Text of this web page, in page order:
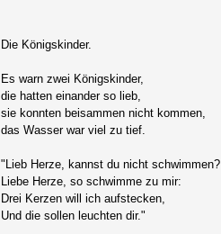
Die Königskinder.
Es warn zwei Königskinder,
die hatten einander so lieb,
sie konnten beisammen nicht kommen,
das Wasser war viel zu tief.
"Lieb Herze, kannst du nicht schwimmen?
Liebe Herze, so schwimme zu mir:
Drei Kerzen will ich aufstecken,
Und die sollen leuchten dir."